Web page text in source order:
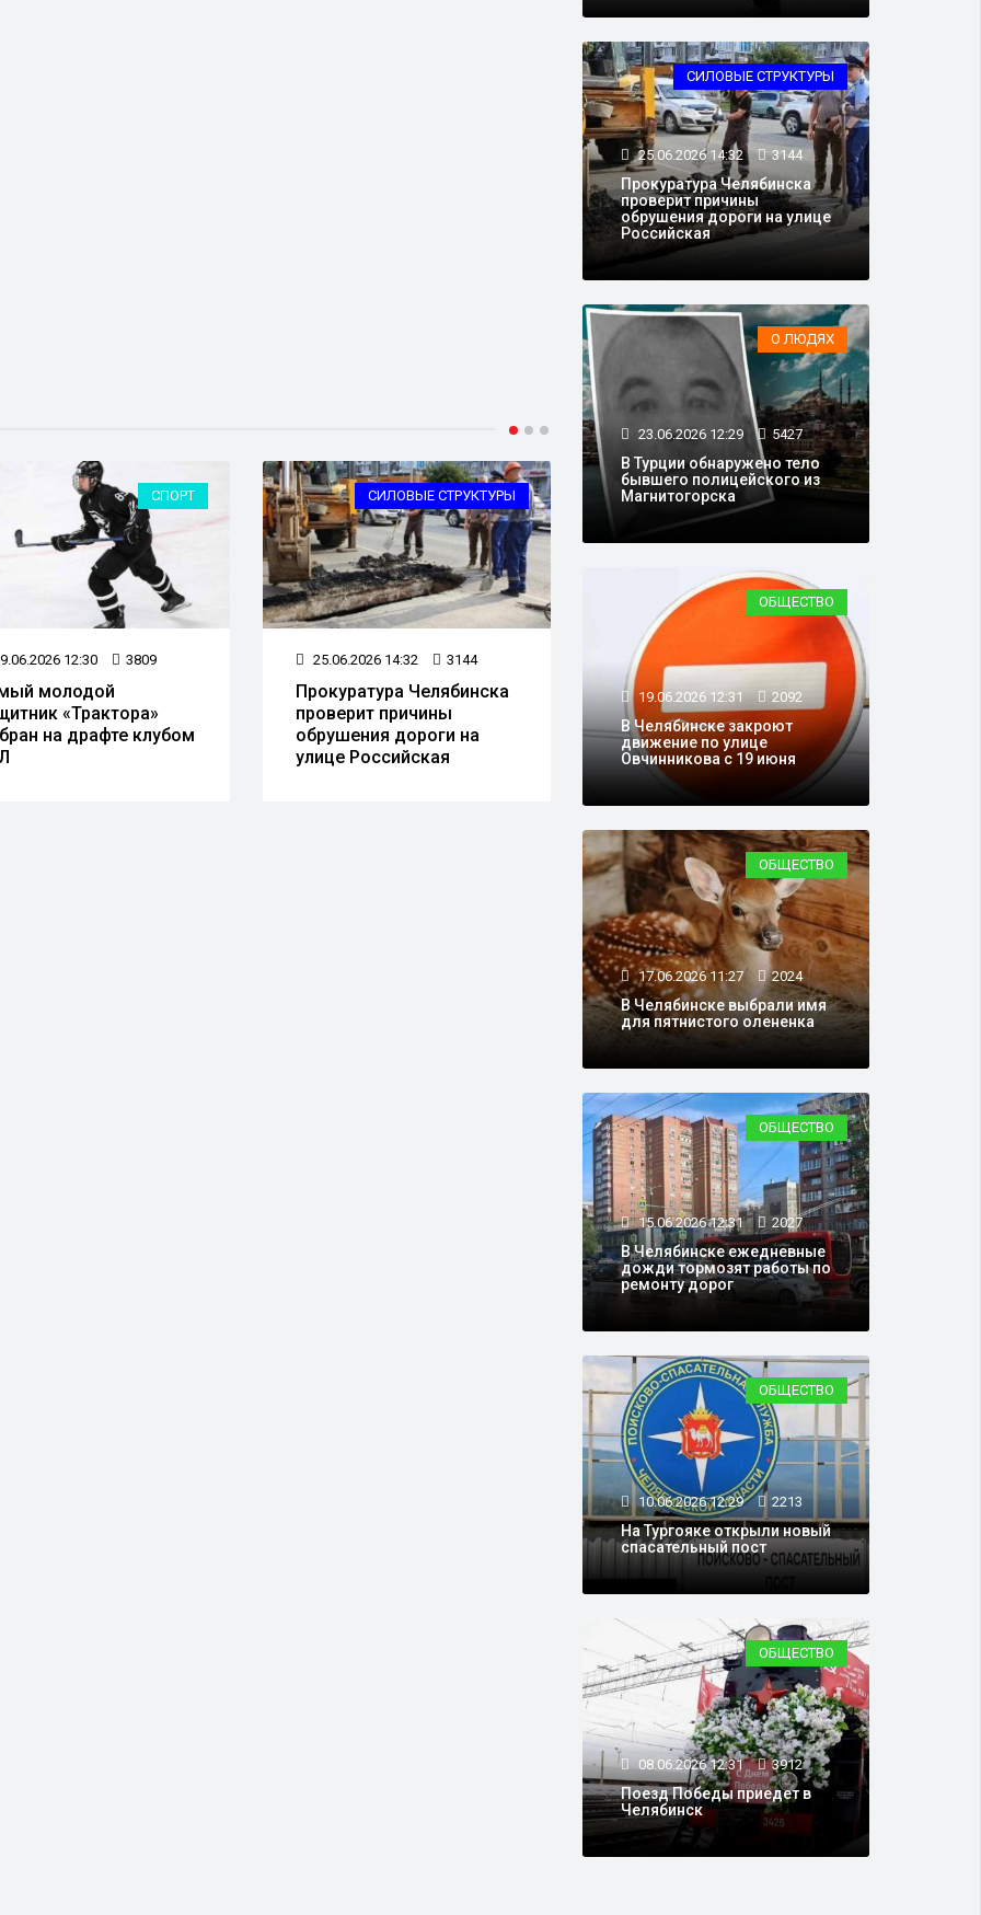
СПОРТ
12:30 3809
молодой
«Трактора»
на драфте клубом
СИЛОВЫЕ СТРУКТУРЫ
25.06.2026 14:32 3144
Прокуратура Челябинска
проверит причины
обрушения дороги на
улице Российская
ОБЩЕСТВО
10.06.2026 12:29 2213
На Тургояке открыли
новый спасательный
пост
СИЛОВЫЕ СТРУКТУРЫ
25.06.2026 14:32 3144
Прокуратура Челябинска
проверит причины
обрушения дороги на улице
Российская
О ЛЮДЯХ
23.06.2026 12:29 5427
В Турции обнаружено тело
бывшего полицейского из
Магнитогорска
ОБЩЕСТВО
19.06.2026 12:31 2092
В Челябинске закроют
движение по улице
Овчинникова с 19 июня
ОБЩЕСТВО
17.06.2026 11:27 2024
В Челябинске выбрали имя
для пятнистого олененка
ОБЩЕСТВО
15.06.2026 12:31 2027
В Челябинске ежедневные
дожди тормозят работы по
ремонту дорог
ОБЩЕСТВО
10.06.2026 12:29 2213
На Тургояке открыли новый
спасательный пост
ОБЩЕСТВО
08.06.2026 12:31 3912
Поезд Победы приедет в
Челябинск